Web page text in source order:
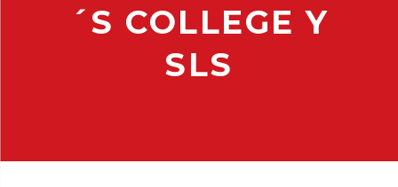
´S COLLEGE Y
SLS